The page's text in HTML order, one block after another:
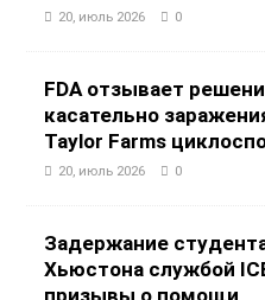
20, июль 2026 0
FDA отзывает
касательно
Taylor Farms
20, июль 2026 0
Задержание
Хьюстона службой
призывы о помощи